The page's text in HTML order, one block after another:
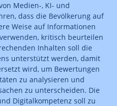
Medien-, KI- und
dass die Bevölkerung auf
Weise auf Informationen
kritisch beurteilen
Inhalten soll die
unterstützt werden, damit
wird, um Bewertungen
zu analysieren und
zu unterscheiden. Die
Digitalkompetenz soll zu